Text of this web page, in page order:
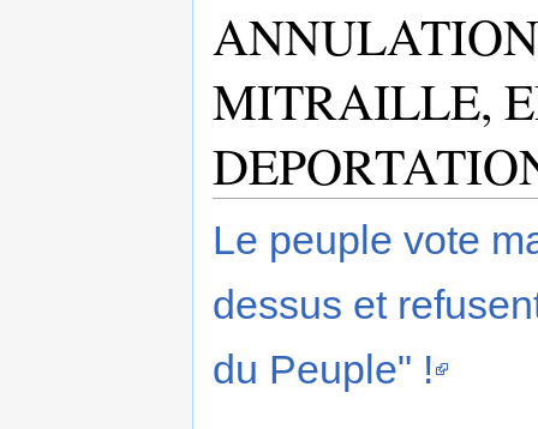
MITRAILLE,
Le peuple vote
dessus et
du Peuple" !